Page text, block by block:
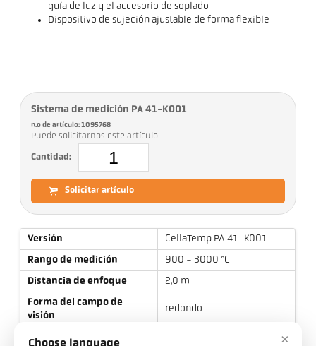
guía de luz y el accesorio de soplado
Dispositivo de sujeción ajustable de forma flexible
Sistema de medición PA 41-K001
n.o de artículo: 1095768
Puede solicitarnos este artículo
Cantidad:
Solicitar artículo
Versión
CellaTemp PA 41-K001
Rango de medición
900 - 3000 °C
Distancia de enfoque
2,0 m
Forma del campo de
visión
redondo
Relación óptica ×